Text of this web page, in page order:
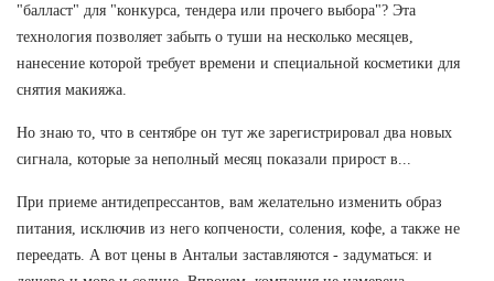
"балласт" для "конкурса, тендера или прочего выбора"? Эта
технология позволяет забыть о туши на несколько месяцев,
нанесение которой требует времени и специальной косметики для
снятия макияжа.
Но знаю то, что в сентябре он тут же зарегистрировал два новых
сигнала, которые за неполный месяц показали прирост в...
При приеме антидепрессантов, вам желательно изменить образ
питания, исключив из него копчености, соления, кофе, а также не
переедать. А вот цены в Антальи заставляются - задуматься: и